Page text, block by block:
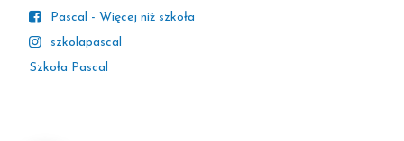
Pascal - Więcej niż szkoła
szkolapascal
Szkoła Pascal